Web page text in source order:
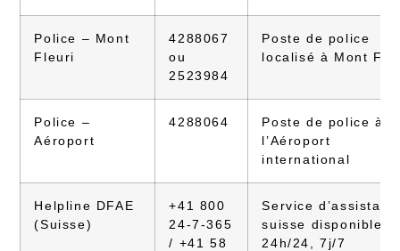
Police – Mont
Fleuri
4288067
ou
2523984
Poste de police
localisé à Mont
Police –
Aéroport
4288064
Poste de police à
l’Aéroport
international
Helpline DFAE
(Suisse)
+41 800
24-7-365
/ +41 58
Service
suisse disponible
24h/24, 7j/7